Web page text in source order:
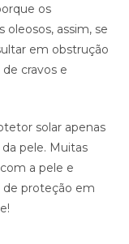
os
assim, se
em obstrução
cravos e
solar apenas
pele. Muitas
a pele e
de proteção em